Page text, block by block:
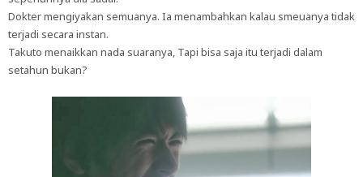
Dokter mengiyakan semuanya. Ia menambahkan kalau smeuanya tidak
terjadi secara instan.
Takuto menaikkan nada suaranya, Tapi bisa saja itu terjadi dalam
setahun bukan?